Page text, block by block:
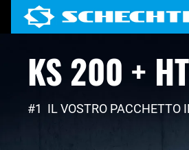
KS 200 +
#1 IL VOSTRO PACCHETTO